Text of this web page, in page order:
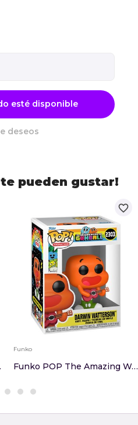
esté disponible
deseos
pueden gustar!
favorite_border
Funko
Funko POP The Amazing World Of Gumball Darwin W...